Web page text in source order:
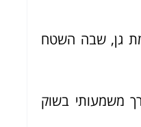
גן, שבה השטח
משמעותי בשוק